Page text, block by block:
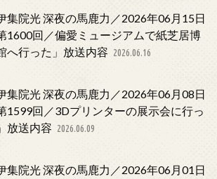
集院光 深夜の馬鹿力／2026年06月15日
1600回／偏愛ミュージアムで紙芝居博
へ行った」放送内容 2026.06.16
集院光 深夜の馬鹿力／2026年06月08日
1599回／3Dプリンターの展示会に行っ
放送内容 2026.06.09
集院光 深夜の馬鹿力／2026年06月01日